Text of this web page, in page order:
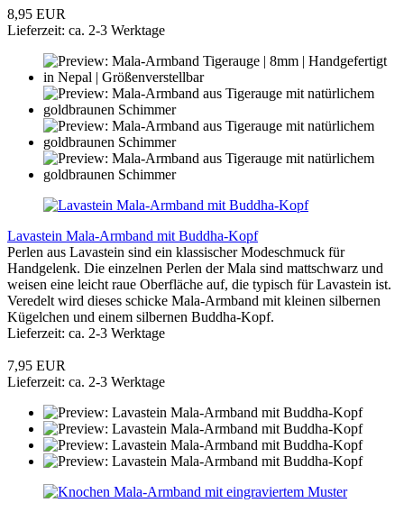
8,95 EUR
Lieferzeit: ca. 2-3 Werktage
Lavastein Mala-Armband mit Buddha-Kopf
Perlen aus Lavastein sind ein klassischer Modeschmuck für
Handgelenk. Die einzelnen Perlen der Mala sind mattschwarz und
weisen eine leicht raue Oberfläche auf, die typisch für Lavastein ist.
Veredelt wird dieses schicke Mala-Armband mit kleinen silbernen
Kügelchen und einem silbernen Buddha-Kopf.
Lieferzeit: ca. 2-3 Werktage
7,95 EUR
Lieferzeit: ca. 2-3 Werktage